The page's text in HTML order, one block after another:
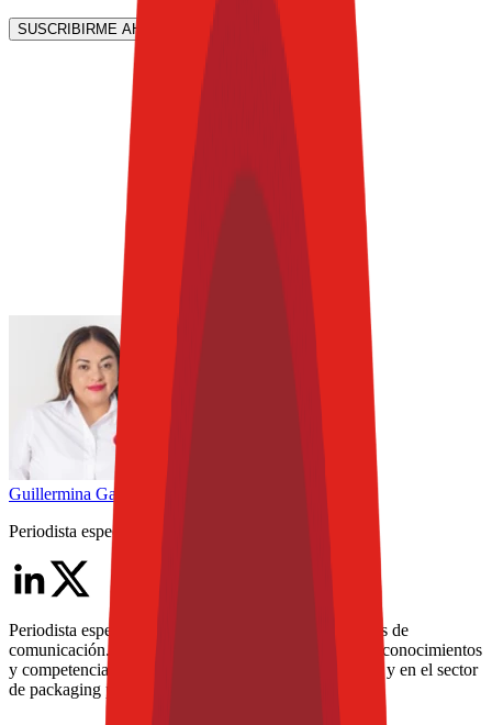
SUSCRIBIRME AHORA
Guillermina García
Periodista especializada Senior
Periodista especializada con más de 15 años en medios de
comunicación. En los últimos 8 años ha enfocado sus conocimientos
y competencias en la industria de alimentos y bebidas, y en el sector
de packaging para alimentos.